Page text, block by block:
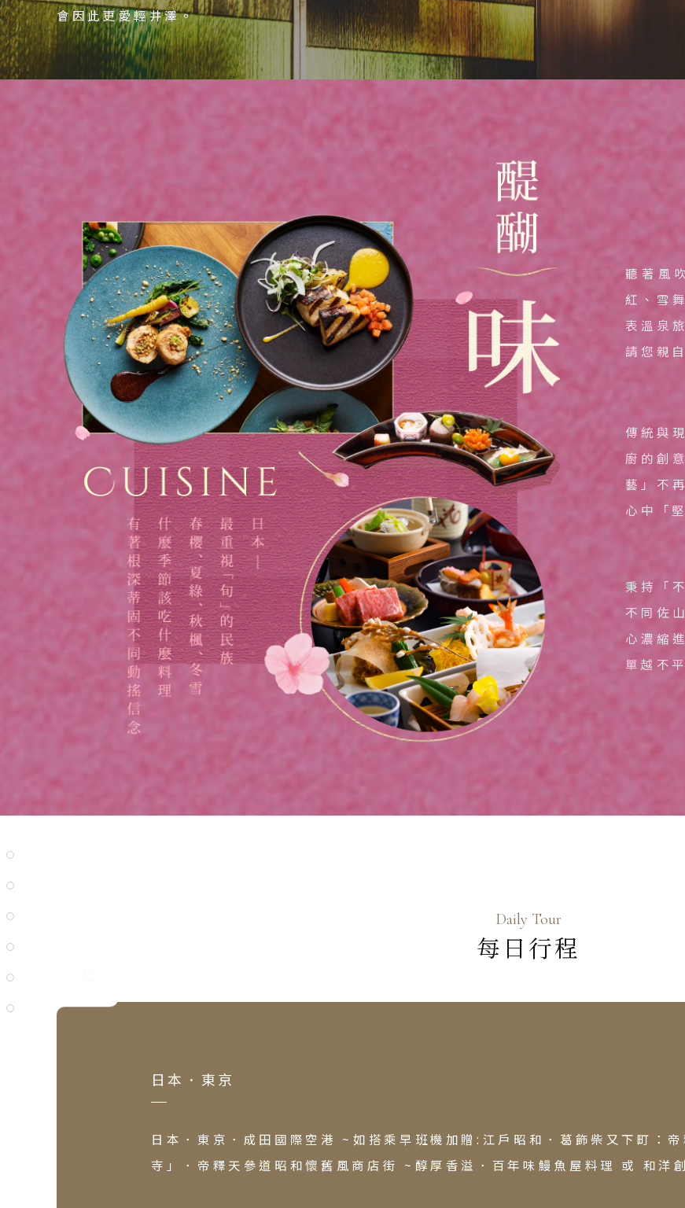
Classic Japan
會因此更愛輕井澤。
會因此更愛輕井澤。
會因此更愛輕井澤。
林，寧靜水聲，隨處感受日本傳統美學，沉浸大自然撫慰您的心。
林，寧靜水聲，隨處感受日本傳統美學，沉浸大自然撫慰您的心。
聽著風
紅、雪
表溫泉
請您親
傳統與
廚的創
藝」不
心中「
秉持「
不同佐
心濃縮
單越不
Daily Tour
每日行程
日本．東京
日本．東京．成田國際空港 ~如搭乘早班機加贈:江戶昭和．葛飾柴又下町：
寺」．帝釋天參道昭和懷舊風商店街 ~醇厚香溢．百年味鰻魚屋料理 或 和洋
國家 / 地區
日本
北海道 札幌 函館
東北 仙台 青森
北陸 名古屋 小松
關東 東京 伊豆
關西 大阪 京都
廣島 山陰山陽 四國
九州 福岡 山口
泰國
清邁 清萊
曼谷 芭達雅 華欣
蘇美島
越南
北越 河內 下龍灣
中越 峴港 會安 順化
南越 胡志明 富國島 芽莊
雲南 貴州 張家界 湖北
吉隆坡 麻六甲
日本賞楓旅遊
點燈．白川鄉
慶典．祭典旅
春節．過年團